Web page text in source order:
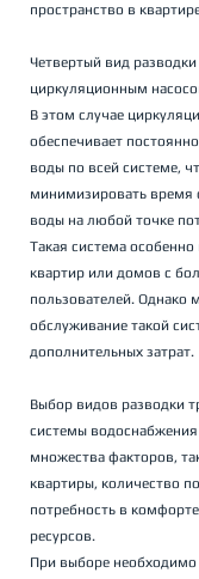
пространство в
Четвертый вид
циркуляционным
В этом случае
обеспечивает
воды по всей системе,
минимизировать время
воды на любой точке
Такая система
квартир или домов с
пользователей. Однако
обслуживание такой
дополнительных затрат.
Выбор видов разводки
системы водоснабжения
множества факторов,
квартиры, количество
потребность в
ресурсов.
При выборе необходимо